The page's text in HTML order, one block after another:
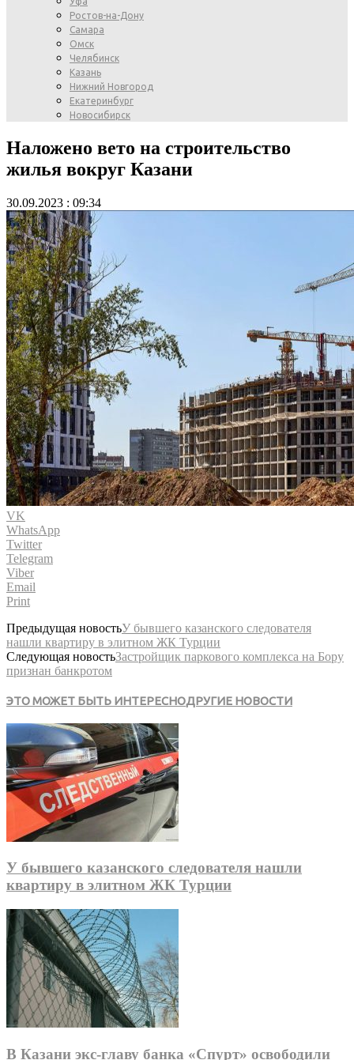
Ростов-на-Дону
Самара
Омск
Челябинск
Казань
Нижний Новгород
Екатеринбург
Новосибирск
Наложено вето на строительство
жилья вокруг Казани
30.09.2023 : 09:34
VK
WhatsApp
Twitter
Telegram
Viber
Email
Print
Предыдущая новостьУ бывшего казанского следователя
нашли квартиру в элитном ЖК Турции
Следующая новостьЗастройщик паркового комплекса на Бору
признан банкротом
ЭТО МОЖЕТ БЫТЬ ИНТЕРЕСНОДРУГИЕ НОВОСТИ
У бывшего казанского следователя нашли
квартиру в элитном ЖК Турции
В Казани экс-главу банка «Спурт» освободили